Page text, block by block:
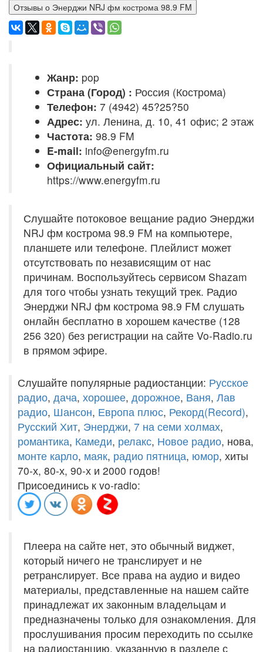
Отзывы о Энерджи NRJ фм кострома 98.9 FM
Жанр: pop
Страна (Город) : Россия (Кострома)
Телефон: 7 (4942) 45?25?50
Адрес: ул. Ленина, д. 10, 41 офис; 2 этаж
Частота: 98.9 FM
E-mail: info@energyfm.ru
Официальный сайт:
https://www.energyfm.ru
Слушайте потоковое вещание радио Энерджи
NRJ фм кострома 98.9 FM на компьютере,
планшете или телефоне. Плейлист может
отсутствовать по независящим от нас
причинам. Воспользуйтесь сервисом Shazam
для того чтобы узнать текущий трек. Радио
Энерджи NRJ фм кострома 98.9 FM слушать
онлайн бесплатно в хорошем качестве (128
256 320) без регистрации на сайте Vo-Radio.ru
в прямом эфире.
Слушайте популярные радиостанции: Русское
радио, дача, хорошее, дорожное, Ваня, Лав
радио, Шансон, Европа плюс, Рекорд(Record),
Русский Хит, Энерджи, 7 на семи холмах,
романтика, Камеди, релакс, Новое радио, нова,
монте карло, маяк, радио пятница, юмор, хиты
70-х, 80-х, 90-х и 2000 годов!
Присоединись к vo-radio:
Плеера на сайте нет, это обычный виджет,
который ничего не транслирует и не
ретранслирует. Все права на аудио и видео
материалы, представленные на нашем сайте
принадлежат их законным владельцам и
предназначены только для ознакомления. Для
прослушивания просим переходить по ссылке
на радиостанцию, указанную в разделе с